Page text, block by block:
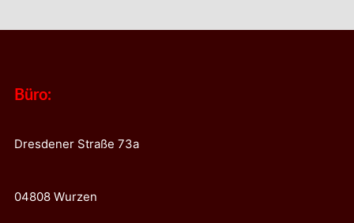
Büro:
Dresdener Straße 73a
04808 Wurzen